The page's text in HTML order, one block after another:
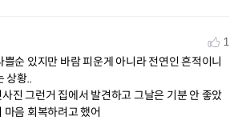
1
쁠순 있지만 바람 피운게 아니라 전연인 흔적이니
상황..
진 그런거 집에서 발견하고 그날은 기분 안 좋았
마음 회복하려고 했어